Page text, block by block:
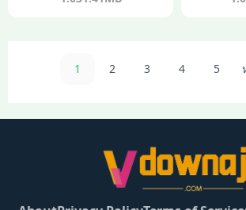
1 2 3 4 5